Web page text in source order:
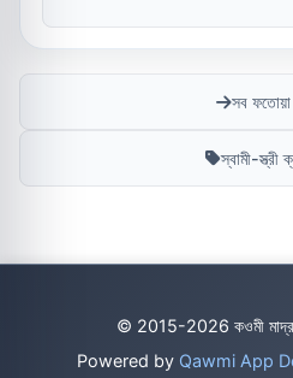
সব ফতোয়া
স্বামী-স্ত্রী
© 2015-2026 কওমী
Powered by Qawmi App